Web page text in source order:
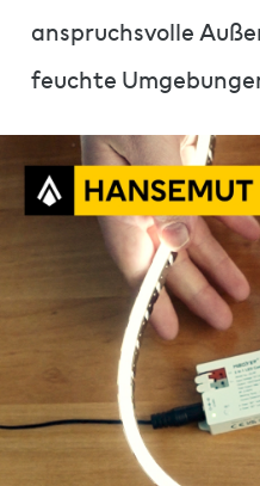
anspruchsvolle
feuchte